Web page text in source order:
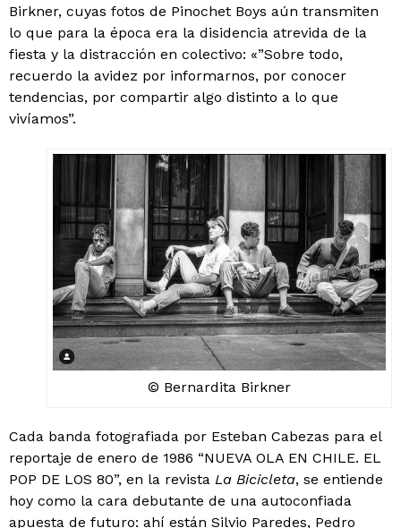
Birkner, cuyas fotos de Pinochet Boys aún transmiten
lo que para la época era la disidencia atrevida de la
fiesta y la distracción en colectivo: «”Sobre todo,
recuerdo la avidez por informarnos, por conocer
tendencias, por compartir algo distinto a lo que
vivíamos”.
© Bernardita Birkner
Cada banda fotografiada por Esteban Cabezas para el
reportaje de enero de 1986 “NUEVA OLA EN CHILE. EL
POP DE LOS 80”, en la revista La Bicicleta, se entiende
hoy como la cara debutante de una autoconfiada
apuesta de futuro: ahí están Silvio Paredes, Pedro